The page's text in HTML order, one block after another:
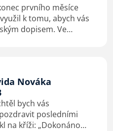
k tomu, abych vás
dopisem. Ve
Nováka
posledními
na kříži: „Dokonáno